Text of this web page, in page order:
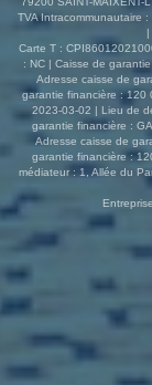
l'extérieur,
avec deux
sécurité au
compléter
détente en famille ou
découvrir tout
agence Rue
sans interruption. REF : 3930EC Les
risques
le site
TVA Intracommunautaire
|
Carte T :
: NC | Caisse de
Adresse caisse de
garantie financière : 120
2023-03-02 | Lieu de
garantie financière :
Adresse caisse de
garantie financière :
médiateur : 1, Allée du